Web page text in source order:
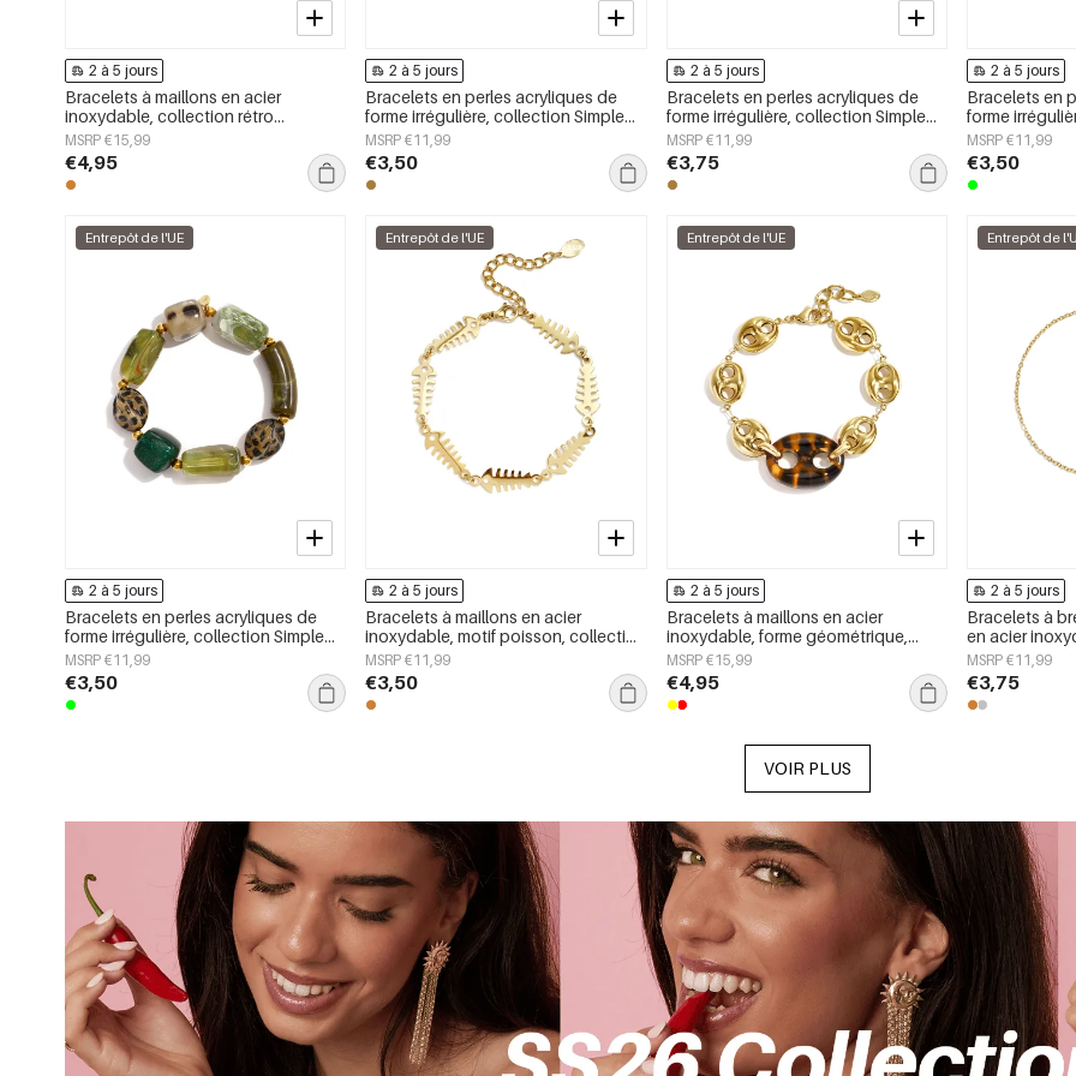
2 à 5 jours
Bracelets à maillons en acier
inoxydable, collection rétro
classique pour femmes
MSRP €15,99
€4,95
2 à 5 jours
Bracelets en perles acryliques de
forme irrégulière, collection Simple
Daily Simple, bijoux pour femmes
MSRP €11,99
€3,50
2 à 5 jours
Bracelets en perles acryliques de
forme irrégulière, collection Simple
Daily Simple, bijoux pour femmes
MSRP €11,99
€3,75
2 à 5 jours
Bracelets en
forme
Daily Simple,
MSRP €11,99
€3,50
Entrepôt de l'UE
2 à 5 jours
Bracelets en perles acryliques de
forme irrégulière, collection Simple
Daily Simple, bijoux pour femmes
MSRP €11,99
€3,50
Entrepôt de l'UE
2 à 5 jours
Bracelets à maillons en acier
inoxydable, motif poisson, collection
Daily Simple, bijoux pour femmes
MSRP €11,99
€3,50
Entrepôt de l'UE
2 à 5 jours
Bracelets à maillons en acier
inoxydable, forme géométrique,
collection Simple Daily Simple, bijoux
pour femmes
MSRP €15,99
€4,95
Entrepôt de
2 à 5 jours
Bracelets à
en acier
Simple Daily
femmes
MSRP €11,99
€3,75
VOIR PLUS